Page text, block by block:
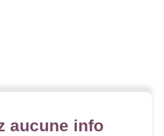
aucune info